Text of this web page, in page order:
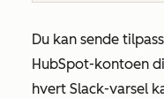
Du kan sende
HubSpot-kontoen
hvert Slack-varsel